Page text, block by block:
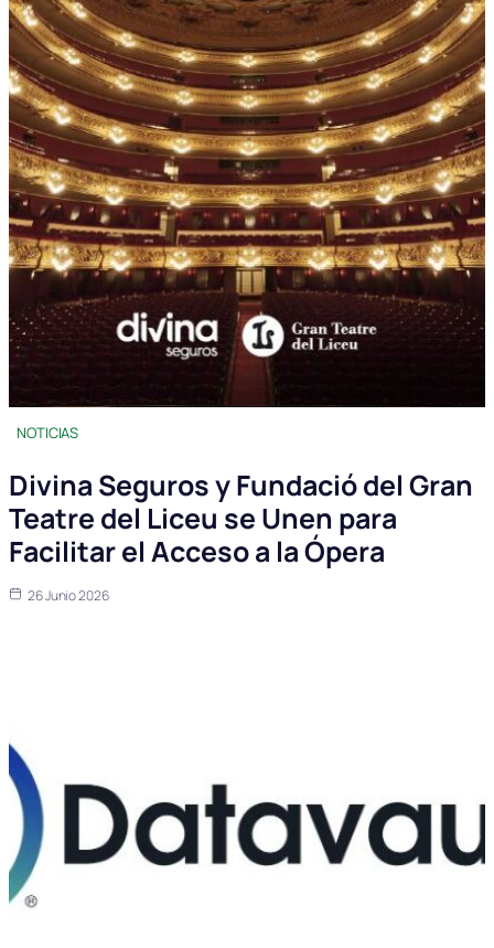
NOTICIAS
Divina Seguros y Fundació del Gran
Teatre del Liceu se Unen para
Facilitar el Acceso a la Ópera
26 Junio 2026